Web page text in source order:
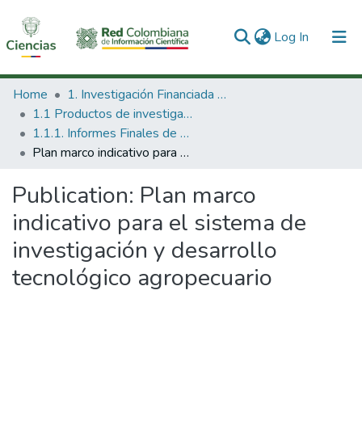
Log In (current)
Communities & Collections
All of DSpace
Statistics
Home
1. Investigación Financiada con Recursos Públicos
1.1 Productos de investigación
1.1.1. Informes Finales de Proyectos de Investigación
Plan marco indicativo para el sistema de investigación y desarrollo tecnológico agropecuario
Publication: Plan marco
indicativo para el sistema de
investigación y desarrollo
tecnológico agropecuario